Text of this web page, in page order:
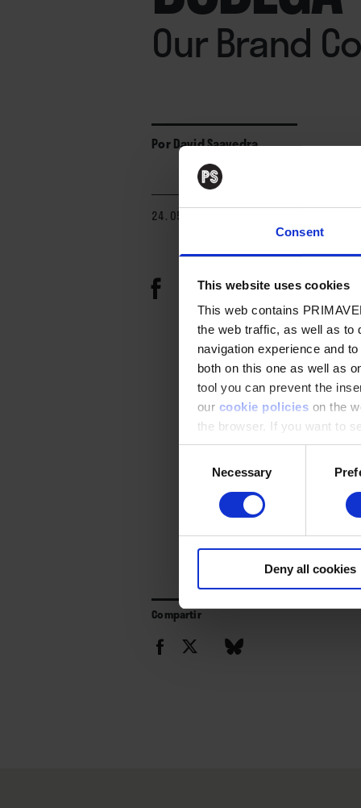
Consent
This website uses cookies
This web contains
the web traffic, as well as to
navigation experience and
both on this one as well as
tool you can prevent the
our cookie policies on the
the browser. If you want to
appear again
SelectionNecessary
Deny all cookies
Our Brand
PorDavid Saavedra
24. 05. 2024
Compartir